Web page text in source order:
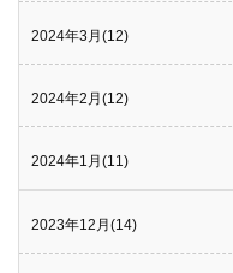
2024年3月(12)
2024年2月(12)
2024年1月(11)
2023年12月(14)